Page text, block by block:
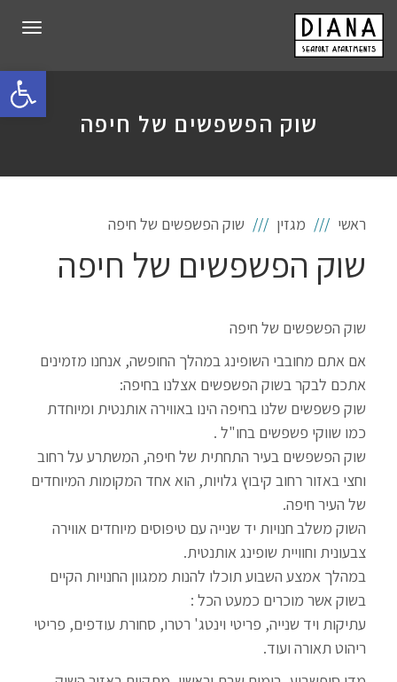
פתח
שוק הפשפשים של חיפה
ראשי מגזין שוק הפשפשים של חיפה
שוק הפשפשים של חיפה
שוק הפשפשים של חיפה
אם אתם מחובבי השופינג במהלך החופשה, אנחנו מזמינים
אתכם לבקר בשוק הפשפשים אצלנו בחיפה:
שוק פשפשים שלנו בחיפה הינו באווירה אותנטית ומיוחדת
כמו שווקי פשפשים בחו"ל .
שוק הפשפשים בעיר התחתית של חיפה, המשתרע על רחוב
וחצי באזור רחוב קיבוץ גלויות, הוא אחד המקומות המיוחדים
של העיר חיפה.
השוק משלב חנויות יד שנייה עם טיפוסים מיוחדים אווירה
צבעונית וחוויית שופינג אותנטית.
במהלך אמצע השבוע תוכלו להנות ממגוון החנויות הקיים
בשוק אשר מוכרים כמעט הכל :
עתיקות ויד שנייה, פריטי וינטג' רטרו, סחורת עודפים, פריטי
ריהוט תאורה ועוד.